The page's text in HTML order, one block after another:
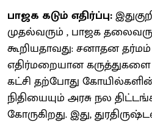
பாஜக கடும் எதிர்ப்பு:
முதல்வரும் , பாஜக
கூறியதாவது: சனாதன தர்மம்
எதிர்மறையான கருத்துகளை
கட்சி தற்போது
நிதியையும் அரசு நல
கோருகிறது. இது,